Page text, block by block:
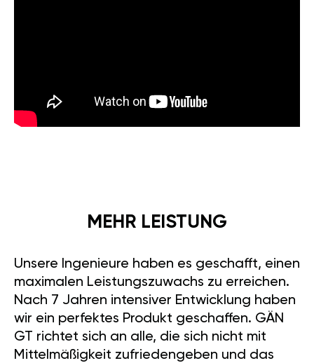
MEHR LEISTUNG
Unsere Ingenieure haben es geschafft, einen
maximalen Leistungszuwachs zu erreichen.
Nach 7 Jahren intensiver Entwicklung haben
wir ein perfektes Produkt geschaffen. GÄN
GT richtet sich an alle, die sich nicht mit
Mittelmäßigkeit zufriedengeben und das